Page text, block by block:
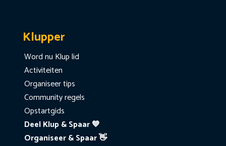
Klupper
Word nu Klup lid
Activiteiten
Organiseer tips
Community regels
Opstartgids
Deel Klup & Spaar 💙
Organiseer & Spaar 👋